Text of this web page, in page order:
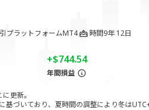
プラットフォームMT4 時間9年 12日
+$744.54
年間損益
更新。
基づいており、夏時間の調整により冬は